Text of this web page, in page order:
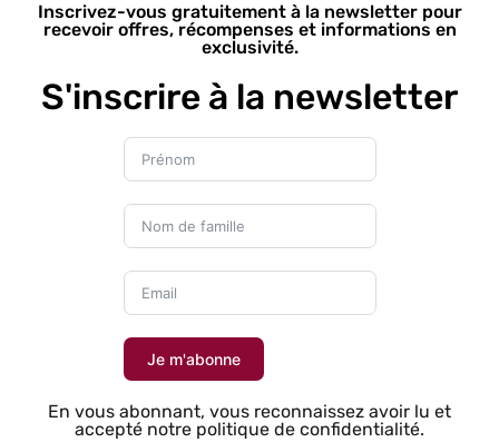
Inscrivez-vous gratuitement à la newsletter pour
recevoir offres, récompenses et informations en
exclusivité.
S'inscrire à la newsletter
Je m'abonne
En vous abonnant, vous reconnaissez avoir lu et
accepté notre politique de confidentialité.